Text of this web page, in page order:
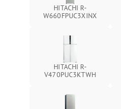
HITACHI R-
W660FPUC3XINX
HITACHI R-
V470PUC3KTWH